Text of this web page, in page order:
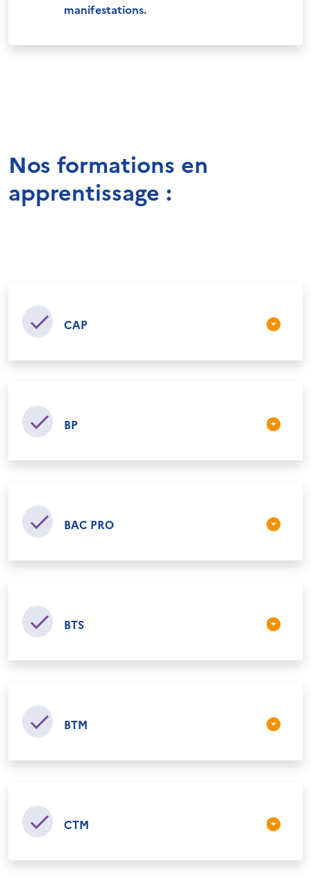
manifestations.
Nos formations en
apprentissage :
CAP
BP
BAC PRO
BTS
BTM
CTM